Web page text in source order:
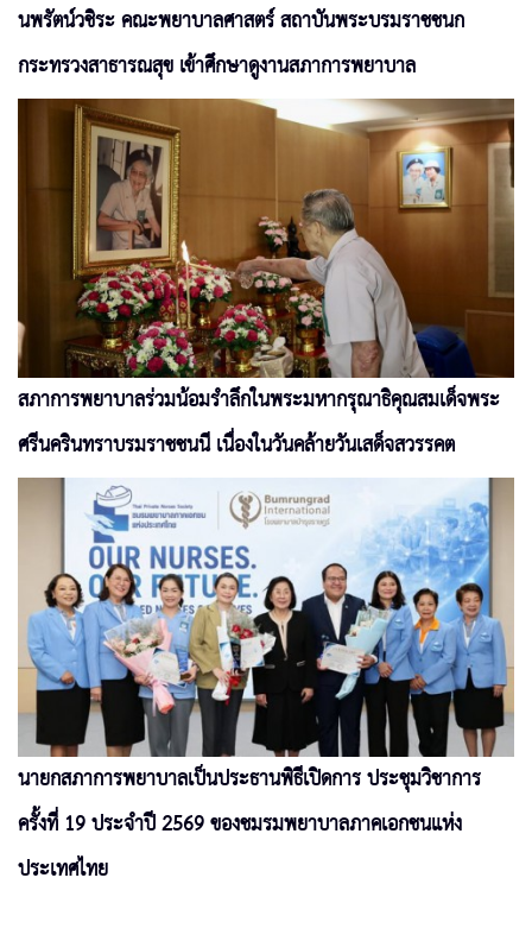
นพรัตน์วชิระ คณะพยาบาลศาสตร์ สถาบันพระบรมราชชนก
กระทรวงสาธารณสุข เข้าศึกษาดูงานสภาการพยาบาล
สภาการพยาบาลร่วมน้อมรำลึกในพระมหากรุณาธิคุณสมเด็จพระ
ศรีนครินทราบรมราชชนนี เนื่องในวันคล้ายวันเสด็จสวรรคต
นายกสภาการพยาบาลเป็นประธานพิธีเปิดการ ประชุมวิชาการ
ครั้งที่ 19 ประจำปี 2569 ของชมรมพยาบาลภาคเอกชนแห่ง
ประเทศไทย